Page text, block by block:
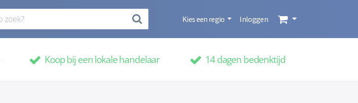
Kies een regio Inloggen
Koop bij een lokale handelaar 14 dagen bedenktijd